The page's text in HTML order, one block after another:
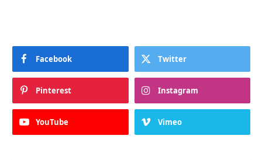
Facebook Twitter
Pinterest Instagram
YouTube Vimeo